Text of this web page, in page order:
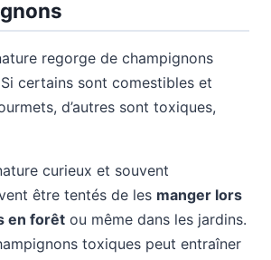
regorge de champignons
certains sont comestibles et
d’autres sont toxiques,
curieux et souvent
être tentés de les manger lors
en forêt ou même dans les jardins.
toxiques peut entraîner